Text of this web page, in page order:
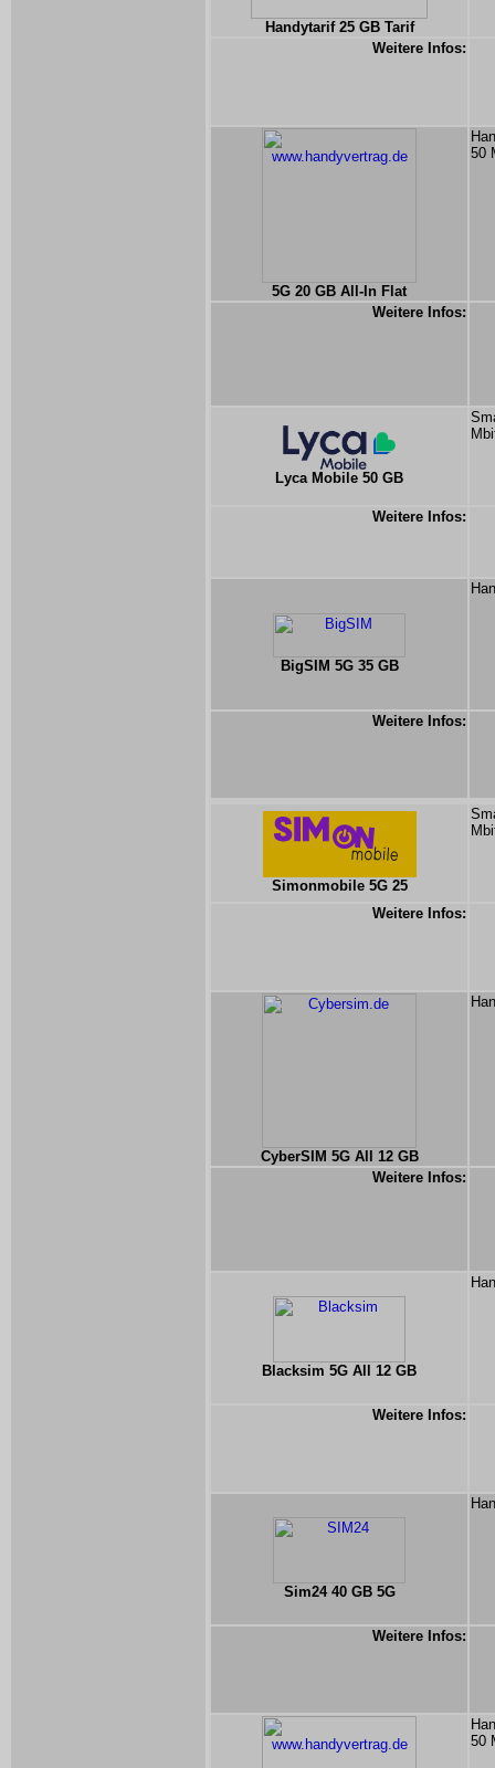
Handytarif 25 GB Tarif
Weitere Infos:
5G 20 GB All-In Flat
50
Weitere Infos:
Lyca Mobile 50 GB
Weitere Infos:
BigSIM 5G 35 GB
Weitere Infos:
Simonmobile 5G 25
Weitere Infos:
CyberSIM 5G All 12 GB
Weitere Infos:
Blacksim 5G All 12 GB
Weitere Infos:
Sim24 40 GB 5G
Weitere Infos:
50